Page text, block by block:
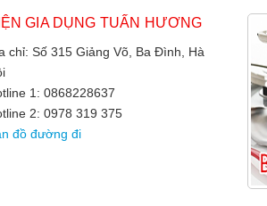
GIA DỤNG TUẤN HƯƠNG
chỉ: Số 315 Giảng Võ, Ba Đình, Hà
1: 0868228637
2: 0978 319 375
đồ đường đi